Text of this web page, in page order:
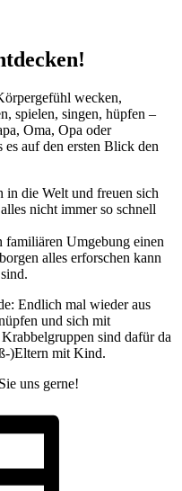
wecken,
spielen, singen, hüpfen –
Oma, Opa oder
es auf den ersten Blick den
die Welt und freuen sich
nicht immer so schnell
familiären Umgebung einen
alles erforschen kann
Endlich mal wieder aus
und sich mit
sind dafür da
)Eltern mit Kind.
uns gerne!